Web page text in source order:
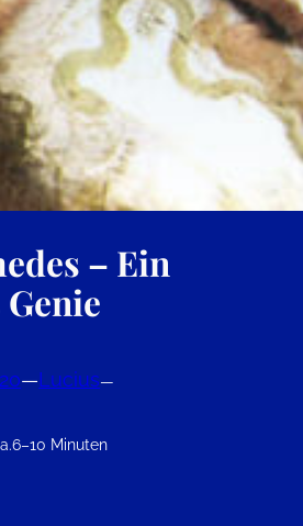
– Ein
—Lucius—
6–10 Minuten